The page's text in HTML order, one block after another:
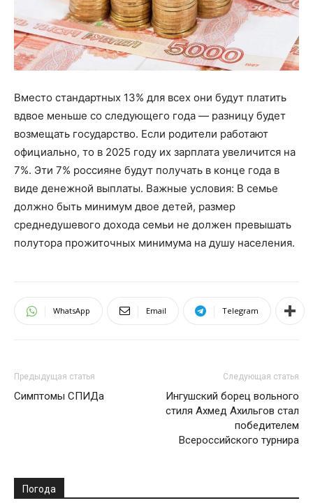
Вместо стандартных 13% для всех они будут платить
вдвое меньше со следующего года — разницу будет
возмещать государство. Если родители работают
официально, то в 2025 году их зарплата увеличится на
7%. Эти 7% россияне будут получать в конце года в
виде денежной выплаты. Важные условия: В семье
должно быть минимум двое детей, размер
среднедушевого дохода семьи не должен превышать
полутора прожиточных минимума на душу населения.
WhatsApp Email Telegram
Предыдущая статья
Симптомы СПИДа
Следующая статья
Ингушский борец вольного
стиля Ахмед Ахильгов стал
победителем
Всероссийского турнира
Погода